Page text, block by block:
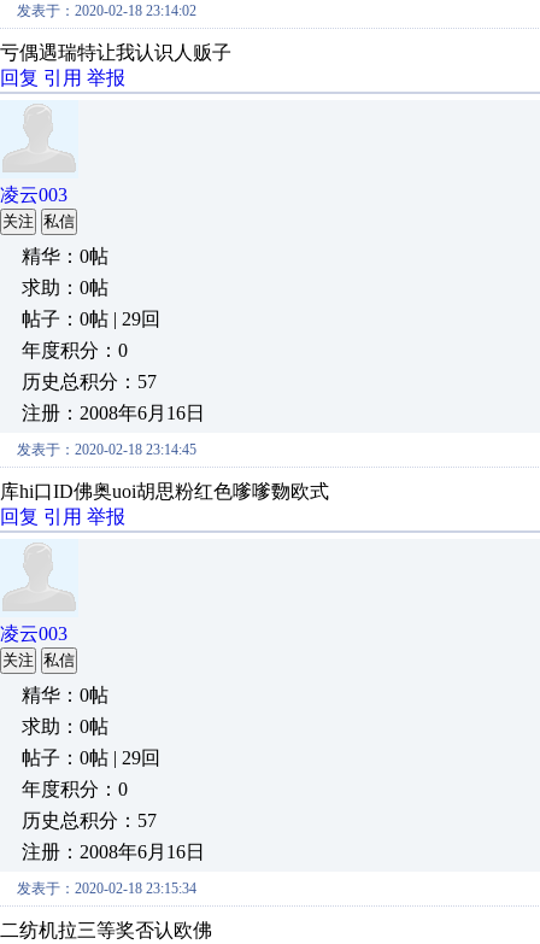
发表于：2020-02-18 23:14:02
亏偶遇瑞特让我认识人贩子
回复 引用 举报
凌云003
关注 私信
精华：0帖
求助：0帖
帖子：0帖 | 29回
年度积分：0
历史总积分：57
注册：2008年6月16日
发表于：2020-02-18 23:14:45
库hi口ID佛奥uoi胡思粉红色嗲嗲覅欧式
回复 引用 举报
凌云003
关注 私信
精华：0帖
求助：0帖
帖子：0帖 | 29回
年度积分：0
历史总积分：57
注册：2008年6月16日
发表于：2020-02-18 23:15:34
二纺机拉三等奖否认欧佛